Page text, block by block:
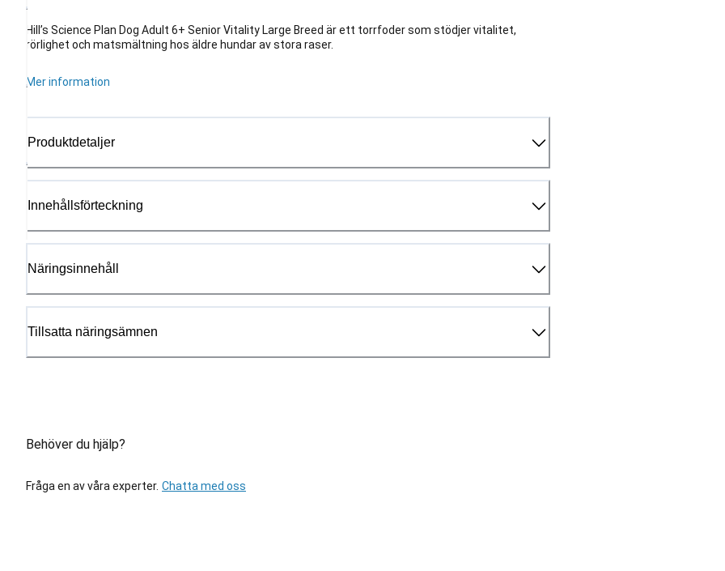
Hill’s Science Plan Dog Adult 6+ Senior Vitality Large Breed är ett torrfoder som stödjer vitalitet,
rörlighet och matsmältning hos äldre hundar av stora raser.
Mer information
Produktdetaljer
Innehållsförteckning
Näringsinnehåll
Tillsatta näringsämnen
Behöver du hjälp?
Fråga en av våra experter. Chatta med oss